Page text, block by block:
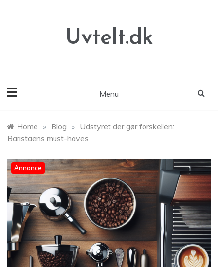
Uvtelt.dk
Menu
Home » Blog » Udstyret der gør forskellen:
Baristaens must-haves
Annonce